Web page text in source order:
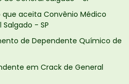
aceita Convênio Médico
- SP
de Dependente Químico de
em Crack de General